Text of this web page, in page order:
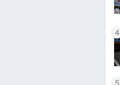
4
5